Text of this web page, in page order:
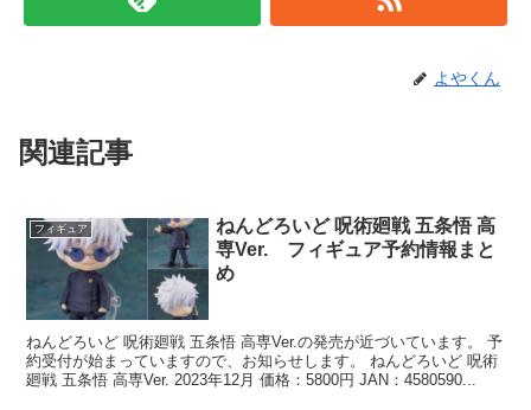
よやくん
関連記事
フィギュア
ねんどろいど 呪術廻戦 五条悟 高
専Ver. フィギュア予約情報まと
め
ねんどろいど 呪術廻戦 五条悟 高専Ver.の発売が近づいています。 予
約受付が始まっていますので、お知らせします。 ねんどろいど 呪術
廻戦 五条悟 高専Ver. 2023年12月 価格：5800円 JAN：4580590...